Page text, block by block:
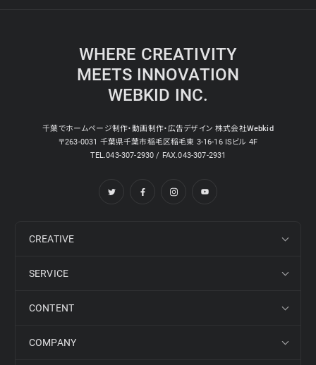
WHERE CREATIVITY
MEETS INNOVATION
WEBKID INC.
千葉でホームページ制作・動画制作・広告デザイン 株式会社Webkid
〒263-0031 千葉県千葉市稲毛区稲毛東 3-16-16 ISビル 4F
TEL.043-307-2930 / FAX.043-307-2931
CREATIVE
SERVICE
CONTENT
COMPANY